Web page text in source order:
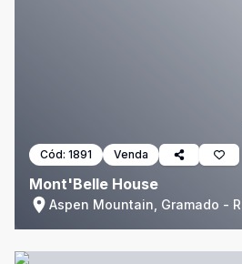
Cód: 1891 Venda
Mont'Belle House
Aspen Mountain, Gramado -